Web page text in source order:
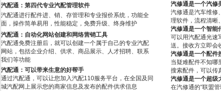
汽配通：第四代专业汽配管理软件
汽配通进行配件进、销、存管理和专业报价系统，功能全
面，操作简单易用，性能稳定，免费升级、终身维护
汽配通：自动化网站创建和网络营销工具
汽配通免费注册后，就可以创建一个属于自己的专业汽配
网站，包括企业介绍、供求、商品展示、人才招聘、联系
我们等功能
汽配通：可以带来生意的好帮手
通过汽配通，可以让您加入汽配110服务平台，在全国及同
城汽配网上展示您的商家信息及发布的配件供求信息
汽修通是一个汽修
汽修通是汽车维修
理软件，流程清晰
汽修通是一个智能
可以用汽配通光速
送。接收方立即会
汽修通是一个配件
当疑难配件不知哪
搜索配件，可以传
汽修通是一个超级
在汽修通的“联盟